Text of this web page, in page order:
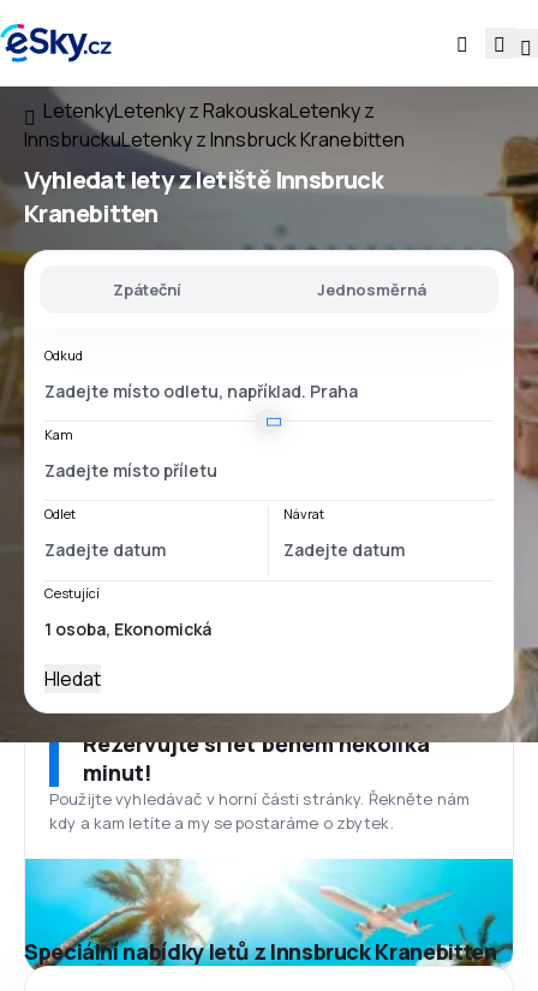
LetenkyLetenky z RakouskaLetenky z
InnsbruckuLetenky z Innsbruck Kranebitten
Vyhledat letyzletiště Innsbruck
Kranebitten
Zpáteční Jednosměrná
Odkud
Kam
Odlet Návrat
Cestující
Hledat
Rezervujte si let během několika
minut!
Použijte vyhledávač v horní části stránky. Řekněte nám
kdy a kam letíte a my se postaráme o zbytek.
Speciální nabídky letů z Innsbruck Kranebitten